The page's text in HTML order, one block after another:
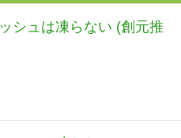
シュは凍らない (創元推